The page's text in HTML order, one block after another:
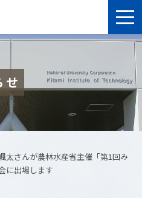
せ
太さんが農林水産省主催「第1回み
に出場します